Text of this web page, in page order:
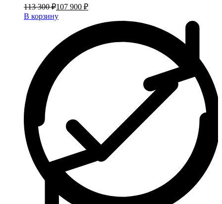
113 300 ₽107 900 ₽
В корзину